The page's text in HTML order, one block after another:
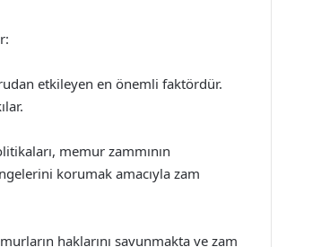
etkileyen en önemli faktördür.
memur zammının
korumak amacıyla zam
haklarını savunmakta ve zam